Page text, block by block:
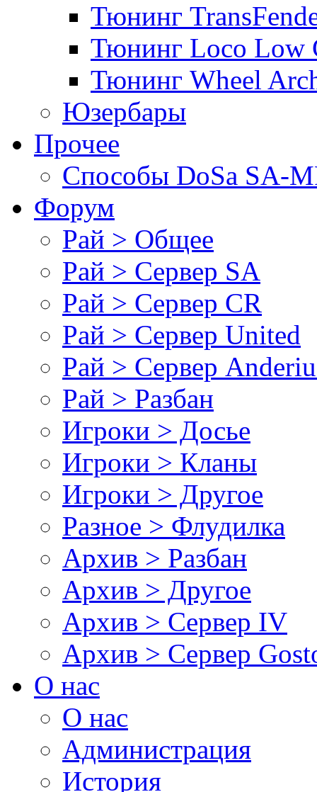
Тюнинг
Тюнинг Loco Low
Тюнинг Wheel
Юзербары
Прочее
Cпособы DoSа SA-
Форум
Рай > Общее
Рай > Сервер SA
Рай > Сервер CR
Рай > Сервер United
Рай > Сервер
Рай > Разбан
Игроки > Досье
Игроки > Кланы
Игроки > Другое
Разное > Флудилка
Архив > Разбан
Архив > Другое
Архив > Сервер IV
Архив > Сервер
О нас
О нас
Администрация
История